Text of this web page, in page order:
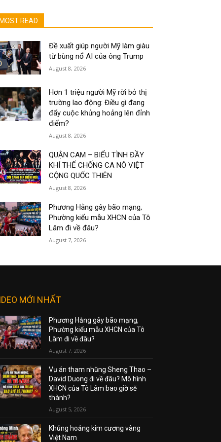
MOST READ
Đề xuất giúp người Mỹ làm giàu
từ bùng nổ AI của ông Trump
August 8, 2026
Hơn 1 triệu người Mỹ rời bỏ thị
trường lao động: Điều gì đang
đẩy cuộc khủng hoảng lên đỉnh
điểm?
August 8, 2026
QUẬN CAM – BIỂU TÌNH ĐẦY
KHÍ THẾ CHỐNG CA NÔ VIỆT
CỘNG QUỐC THIÊN
August 8, 2026
Phương Hằng gây bão mạng,
Phường kiểu mẫu XHCN của Tô
Lâm đi về đâu?
August 7, 2026
MỚI NHẤT
Phương Hằng gây bão mạng,
Phường kiểu mẫu XHCN của Tô
Lâm đi về đâu?
August 7, 2026
Vụ án tham nhũng Sheng Thao –
David Duong đi về đâu? Mô hình
XHCN của Tô Lâm bao giờ sẽ
thành?
August 5, 2026
Khủng hoảng kim cương vàng
Việt Nam